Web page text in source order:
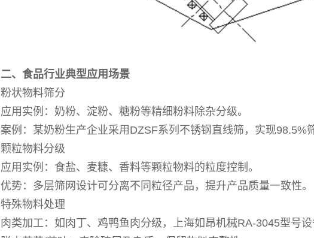
二、食品行业典型应用场景
粉状物料筛分
应用实例：奶粉、淀粉、糖粉等精细粉料除杂分级。
案例：某奶粉生产企业采用DZSF系列不锈钢直线筛，实现98.5%
颗粒物料分级
应用实例：食盐、麦糠、香料等颗粒物料的粒度控制。
优势：多层筛网设计可分离不同粒径产品，提升产品质量一致性。
特殊物料处理
肉类加工：如肉丁、鸡鸭鱼肉分级，上海如昂机械RA-3045型号